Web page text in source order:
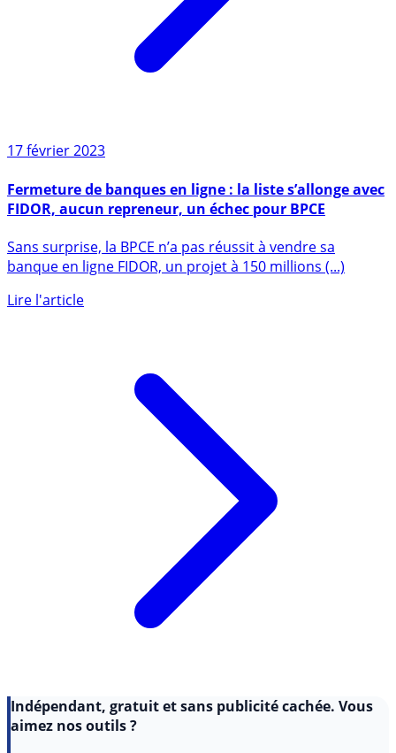
17 février 2023
Fermeture de banques en ligne : la liste s’allonge avec
FIDOR, aucun repreneur, un échec pour BPCE
Sans surprise, la BPCE n’a pas réussit à vendre sa
banque en ligne FIDOR, un projet à 150 millions (...)
Lire l'article
Indépendant, gratuit et sans publicité cachée. Vous
aimez nos outils ?